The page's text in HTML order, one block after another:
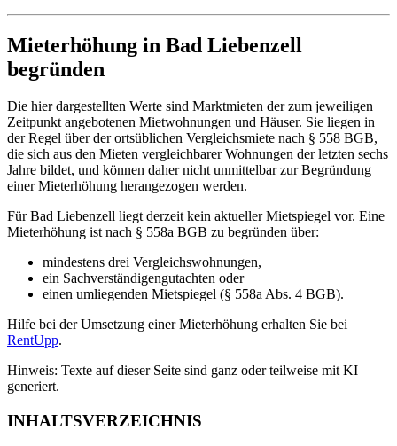
Mieterhöhung in Bad Liebenzell
begründen
Die hier dargestellten Werte sind Marktmieten der zum jeweiligen
Zeitpunkt angebotenen Mietwohnungen und Häuser. Sie liegen in
der Regel über der ortsüblichen Vergleichsmiete nach § 558 BGB,
die sich aus den Mieten vergleichbarer Wohnungen der letzten sechs
Jahre bildet, und können daher nicht unmittelbar zur Begründung
einer Mieterhöhung herangezogen werden.
Für Bad Liebenzell liegt derzeit kein aktueller Mietspiegel vor. Eine
Mieterhöhung ist nach § 558a BGB zu begründen über:
mindestens drei Vergleichswohnungen,
ein Sachverständigengutachten oder
einen umliegenden Mietspiegel (§ 558a Abs. 4 BGB).
Hilfe bei der Umsetzung einer Mieterhöhung erhalten Sie bei
RentUpp.
Hinweis: Texte auf dieser Seite sind ganz oder teilweise mit KI
generiert.
INHALTSVERZEICHNIS